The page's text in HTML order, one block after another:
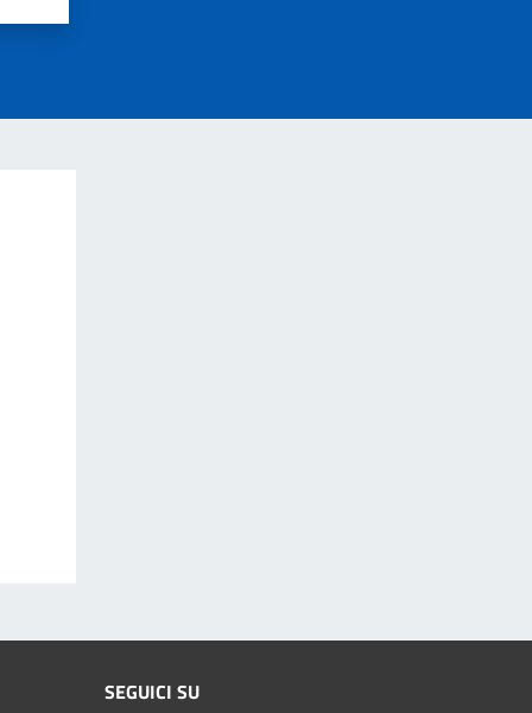
SEGUICI SU